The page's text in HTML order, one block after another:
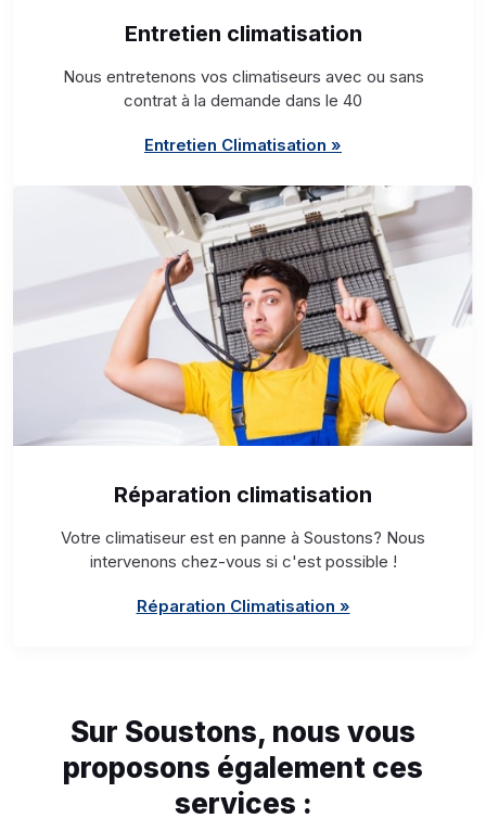
Entretien climatisation
Nous entretenons vos climatiseurs avec ou sans
contrat à la demande dans le 40
Entretien Climatisation »
Réparation climatisation
Votre climatiseur est en panne à Soustons? Nous
intervenons chez-vous si c'est possible !
Réparation Climatisation »
Sur Soustons, nous vous
proposons également ces
services :